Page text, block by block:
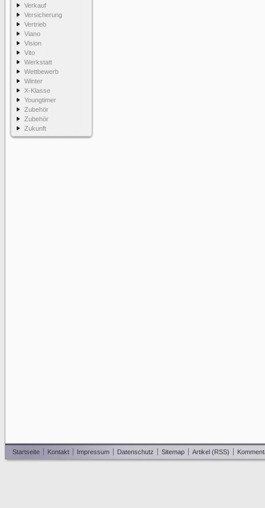
Verkauf
Versicherung
Vertrieb
Viano
Vision
Vito
Werkstatt
Wettbewerb
Winter
X-Klasse
Youngtimer
Zubehör
Zubehör
Zukunft
Startseite Kontakt Impressum Datenschutz Sitemap Artikel (RSS)